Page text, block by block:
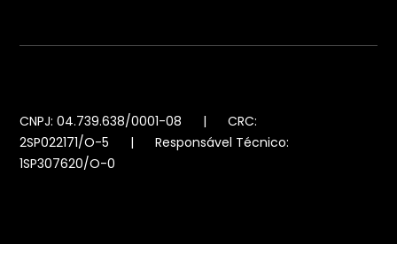
CNPJ: 04.739.638/0001-08 | CRC:
2SP022171/O-5 | Responsável Técnico:
1SP307620/O-0